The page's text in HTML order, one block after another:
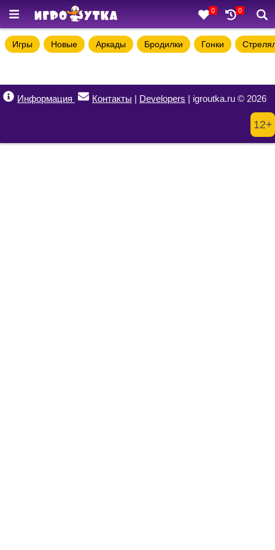
0 0
Игры Новые Аркады Бродилки Гонки
Информация Контакты | Developers | igroutka.ru © 2026
12+